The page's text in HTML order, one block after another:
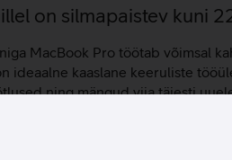
on silmapaistev kuni
MacBook Pro töötab võimsal
ideaalne kaaslane keeruliste
ning mängud viia täiesti
Apple MacBook